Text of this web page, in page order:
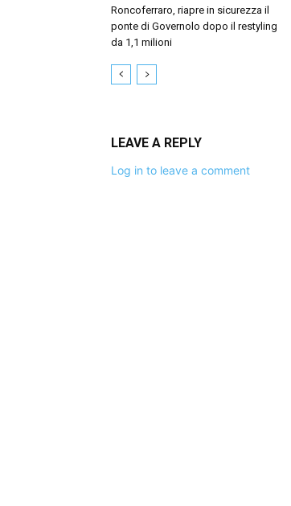
Roncoferraro, riapre in sicurezza il
ponte di Governolo dopo il restyling
da 1,1 milioni
LEAVE A REPLY
Log in to leave a comment